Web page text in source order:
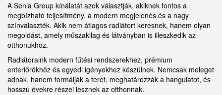
A Senia Group kínálatát azok választják, akiknek fontos a
megbízható teljesítmény, a modern megjelenés és a nagy
színválaszték. Akik nem átlagos radiátort keresnek, hanem olyan
megoldást, amely műszakilag és látványban is illeszkedik az
otthonukhoz.
Radiátoraink modern fűtési rendszerekhez, prémium
enteriőrökhöz és egyedi igényekhez készülnek. Nemcsak meleget
adnak, hanem formálják a teret, meghatározzák a hangulatot, és
hosszú évekre részei lesznek az otthonnak.